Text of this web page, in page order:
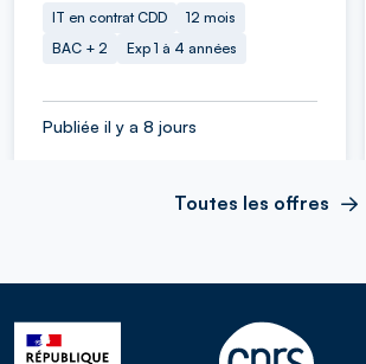
IT en contrat CDD
12 mois
BAC + 2
Exp 1 à 4 années
Publiée il y a 8 jours
Toutes les offres